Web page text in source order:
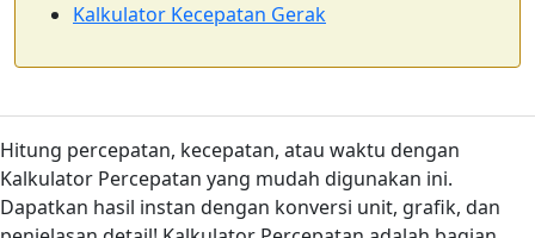
Kalkulator Kecepatan Gerak
Hitung percepatan, kecepatan, atau waktu dengan
Kalkulator Percepatan yang mudah digunakan ini.
Dapatkan hasil instan dengan konversi unit, grafik, dan